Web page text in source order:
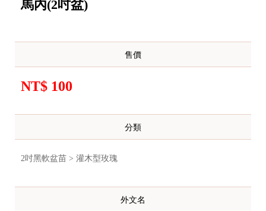
馬內(2吋盆)
售價
NT$ 100
分類
2吋黑軟盆苗 > 灌木型玫瑰
外文名